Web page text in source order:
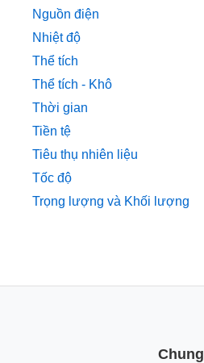
Nguồn điện
Nhiệt độ
Thể tích
Thể tích - Khô
Thời gian
Tiền tệ
Tiêu thụ nhiên liệu
Tốc độ
Trọng lượng và Khối lượng
Chung